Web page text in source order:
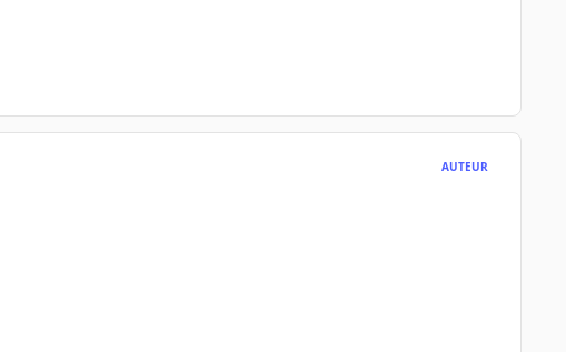
AUTEUR